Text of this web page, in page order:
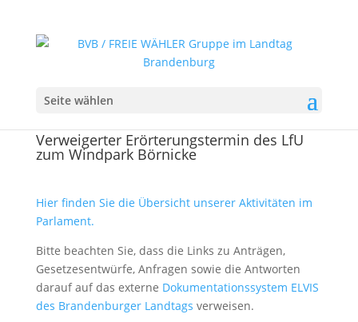
Seite wählen
Verweigerter Erörterungstermin des LfU
zum Windpark Börnicke
Hier finden Sie die Übersicht unserer Aktivitäten im
Parlament.
Bitte beachten Sie, dass die Links zu Anträgen,
Gesetzesentwürfe, Anfragen sowie die Antworten
darauf auf das externe Dokumentationssystem ELVIS
des Brandenburger Landtags verweisen.